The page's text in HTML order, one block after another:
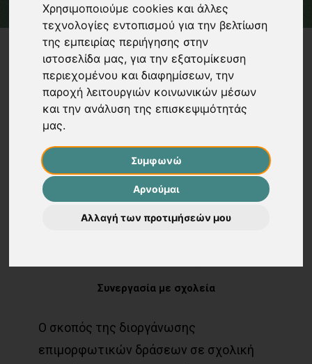
Χρησιμοποιούμε cookies και άλλες
τεχνολογίες εντοπισμού για την βελτίωση
της εμπειρίας περιήγησης στην
ιστοσελίδα μας, για την εξατομίκευση
περιεχομένου και διαφημίσεων, την
παροχή λειτουργιών κοινωνικών μέσων
και την ανάλυση της επισκεψιμότητάς
μας.
Συμφωνώ
Αρνούμαι
Αλλαγή των προτιμήσεών μου
Συνεργασία
Σχολεία
Συνεργασία με σχολεία
Ο σκοπός της διοργάνωσης
επιμορφωτικών δράσεων σε σχολική